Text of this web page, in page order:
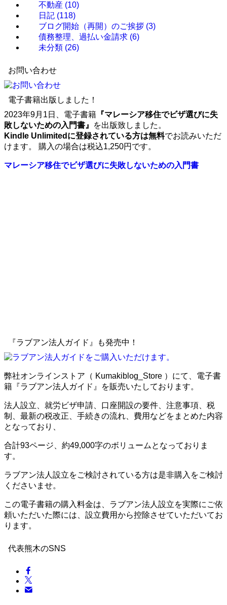
不動産 (10)
日記 (118)
ブログ開始（再開）のご挨拶 (3)
債務整理、過払い金請求 (6)
未分類 (26)
お問い合わせ
電子書籍出版しました！
2023年9月1日、電子書籍 『マレーシア移住でビザ選びに失
敗しないための入門書』
を出版致しました。
Kindle Unlimitedに登録されている方は無料でお読みいただ
けます。 購入の場合は税込1,250円です。
マレーシア移住でビザ選びに失敗しないための入門書
『ラブアン法人ガイド』も発売中！
弊社オンラインストア（ Kumakiblog_Store ）にて、電子書
籍『ラブアン法人ガイド』を販売いたしております。
法人設立、就労ビザ申請、口座開設の要件、注意事項、税
制、最新の税改正、手続きの流れ、費用などをまとめた内容
となっており、
合計93ページ、約49,000字のボリュームとなっておりま
す。
ラブアン法人設立をご検討されている方は是非購入をご検討
くださいませ。
この電子書籍の購入料金は、ラブアン法人設立を実際にご依
頼いただいた際には、設立費用から控除させていただいてお
ります。
代表熊木のSNS